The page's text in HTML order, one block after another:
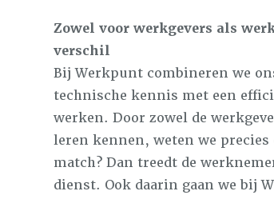
Zowel voor werkgevers als
verschil
Bij Werkpunt combineren we
technische kennis met een
werken. Door zowel de
leren kennen, weten we
match? Dan treedt de
dienst. Ook daarin gaan we bij